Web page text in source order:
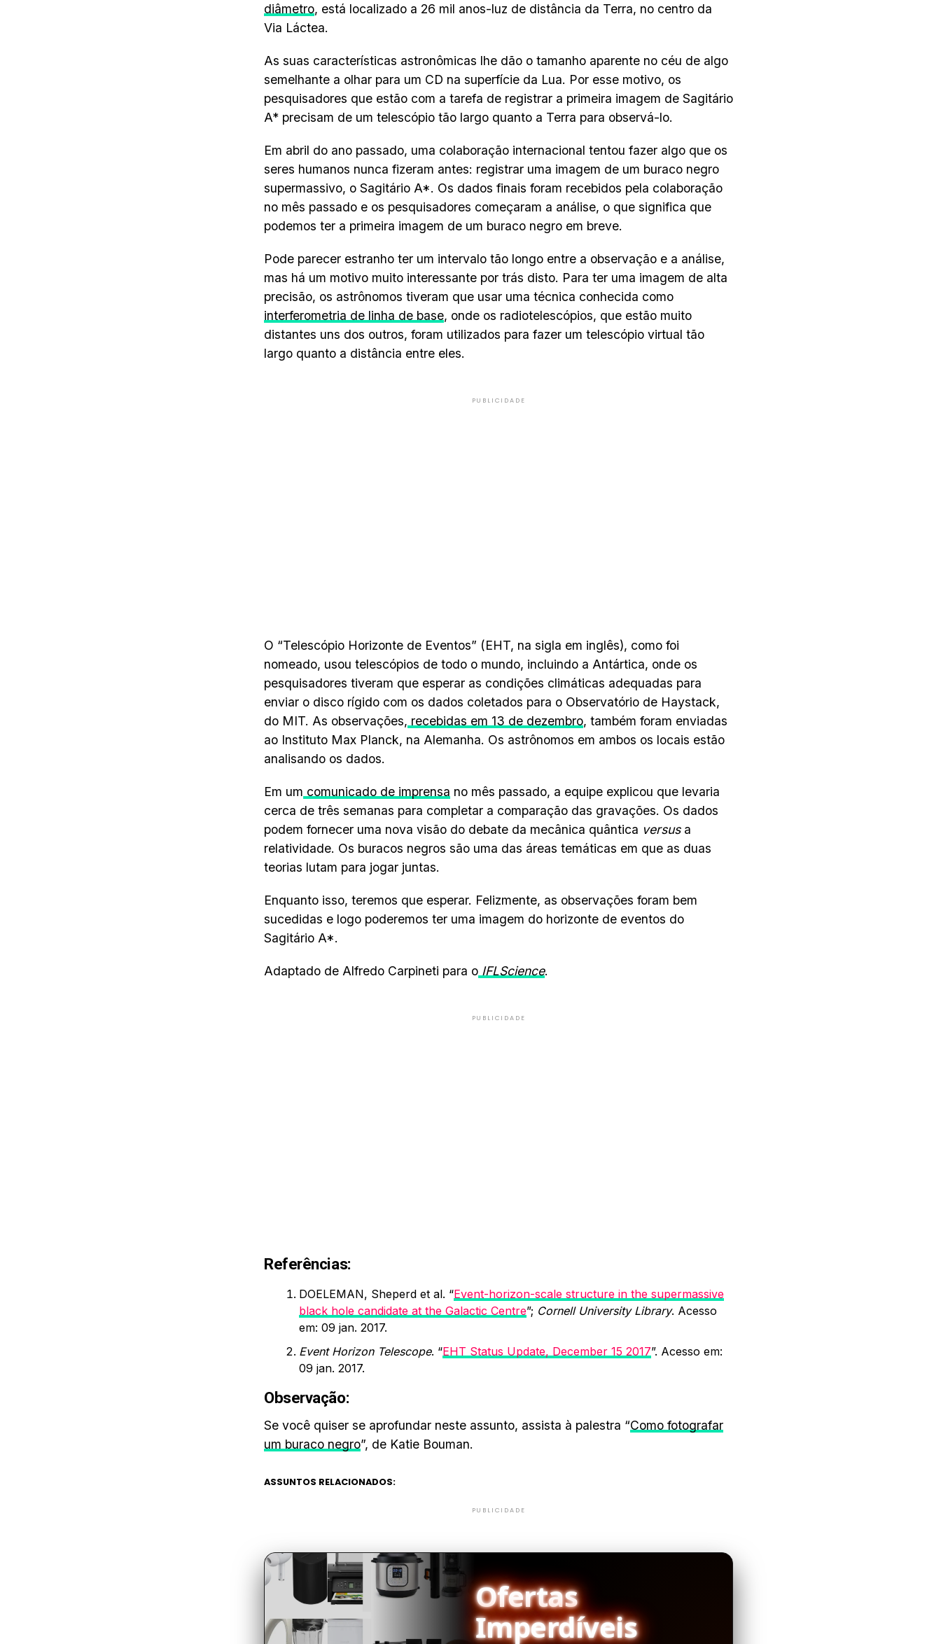
diâmetro, está localizado a 26 mil anos-luz de distância da Terra, no centro da
Via Láctea.
As suas características astronômicas lhe dão o tamanho aparente no céu de algo
semelhante a olhar para um CD na superfície da Lua. Por esse motivo, os
pesquisadores que estão com a tarefa de registrar a primeira imagem de Sagitário
A* precisam de um telescópio tão largo quanto a Terra para observá-lo.
Em abril do ano passado, uma colaboração internacional tentou fazer algo que os
seres humanos nunca fizeram antes: registrar uma imagem de um buraco negro
supermassivo, o Sagitário A*. Os dados finais foram recebidos pela colaboração
no mês passado e os pesquisadores começaram a análise, o que significa que
podemos ter a primeira imagem de um buraco negro em breve.
Pode parecer estranho ter um intervalo tão longo entre a observação e a análise,
mas há um motivo muito interessante por trás disto. Para ter uma imagem de alta
precisão, os astrônomos tiveram que usar uma técnica conhecida como
interferometria de linha de base, onde os radiotelescópios, que estão muito
distantes uns dos outros, foram utilizados para fazer um telescópio virtual tão
largo quanto a distância entre eles.
PUBLICIDADE
O “Telescópio Horizonte de Eventos” (EHT, na sigla em inglês), como foi
nomeado, usou telescópios de todo o mundo, incluindo a Antártica, onde os
pesquisadores tiveram que esperar as condições climáticas adequadas para
enviar o disco rígido com os dados coletados para o Observatório de Haystack,
do MIT. As observações, recebidas em 13 de dezembro, também foram enviadas
ao Instituto Max Planck, na Alemanha. Os astrônomos em ambos os locais estão
analisando os dados.
Em um comunicado de imprensa no mês passado, a equipe explicou que levaria
cerca de três semanas para completar a comparação das gravações. Os dados
podem fornecer uma nova visão do debate da mecânica quântica versusa
relatividade. Os buracos negros são uma das áreas temáticas em que as duas
teorias lutam para jogar juntas.
Enquanto isso, teremos que esperar. Felizmente, as observações foram bem
sucedidas e logo poderemos ter uma imagem do horizonte de eventos do
Sagitário A*.
Adaptado de Alfredo Carpineti para o IFLScience.
PUBLICIDADE
Referências:
DOELEMAN, Sheperd et al. “Event-horizon-scale structure in the supermassive
black hole candidate at the Galactic Centre”; Cornell University Library. Acesso
em: 09 jan. 2017.
Event Horizon Telescope. “EHT Status Update, December 15 2017”. Acesso em:
09 jan. 2017.
Observação:
Se você quiser se aprofundar neste assunto, assista à palestra “Como fotografar
um buraco negro”, de Katie Bouman.
ASSUNTOS RELACIONADOS:
PUBLICIDADE
Ofertas
Imperdíveis